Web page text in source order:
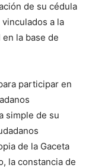
de su cédula
a la
la base de
participar en
simple de su
de la Gaceta
la constancia de